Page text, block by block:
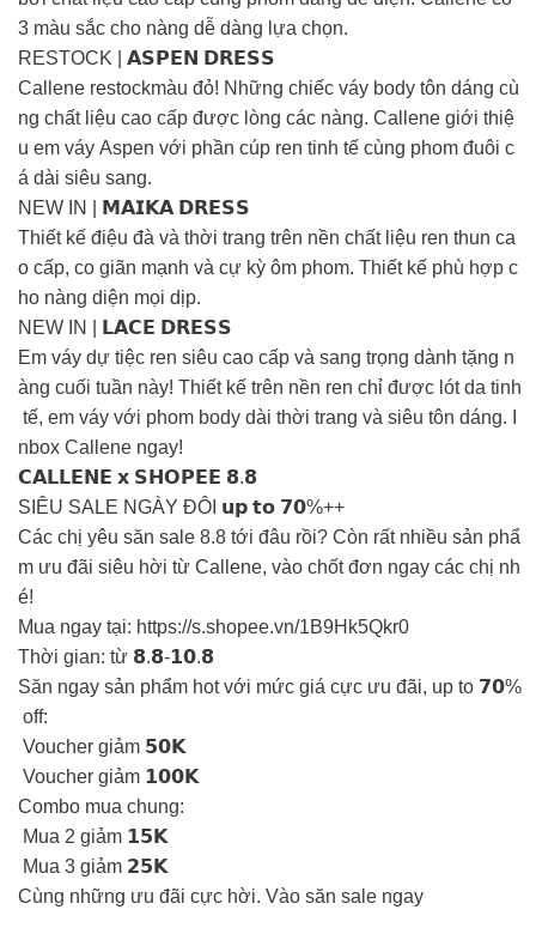
3 màu sắc cho nàng dễ dàng lựa chọn.
RESTOCK | 𝗔𝗦𝗣𝗘𝗡 𝗗𝗥𝗘𝗦𝗦
Callene restockmàu đỏ! Những chiếc váy body tôn dáng cù
ng chất liệu cao cấp được lòng các nàng. Callene giới thiệ
u em váy Aspen với phần cúp ren tinh tế cùng phom đuôi c
á dài siêu sang.
NEW IN | 𝗠𝗔𝗜𝗞𝗔 𝗗𝗥𝗘𝗦𝗦
Thiết kế điệu đà và thời trang trên nền chất liệu ren thun ca
o cấp, co giãn mạnh và cự kỳ ôm phom. Thiết kế phù hợp c
ho nàng diện mọi dịp.
NEW IN | 𝗟𝗔𝗖𝗘 𝗗𝗥𝗘𝗦𝗦
Em váy dự tiệc ren siêu cao cấp và sang trọng dành tặng n
àng cuối tuần này! Thiết kế trên nền ren chỉ được lót da tinh
tế, em váy với phom body dài thời trang và siêu tôn dáng. I
nbox Callene ngay!
𝗖𝗔𝗟𝗟𝗘𝗡𝗘 𝘅 𝗦𝗛𝗢𝗣𝗘𝗘 𝟴.𝟴
SIÊU SALE NGÀY ĐÔI 𝘂𝗽 𝘁𝗼 𝟳𝟬%++
Các chị yêu săn sale 8.8 tới đâu rồi? Còn rất nhiều sản phẩ
m ưu đãi siêu hời từ Callene, vào chốt đơn ngay các chị nh
é!
Mua ngay tại: https://s.shopee.vn/1B9Hk5Qkr0
Thời gian: từ 𝟴.𝟴-𝟭𝟬.𝟴
Săn ngay sản phẩm hot với mức giá cực ưu đãi, up to 𝟳𝟬%
off:
️ Voucher giảm 𝟱𝟬𝗞
️ Voucher giảm 𝟭𝟬𝟬𝗞
Combo mua chung:
️ Mua 2 giảm 𝟭𝟱𝗞
️ Mua 3 giảm 𝟮𝟱𝗞
Cùng những ưu đãi cực hời. Vào săn sale ngay